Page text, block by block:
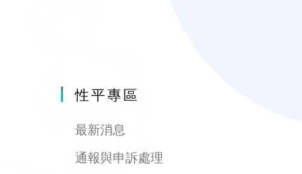
性平專區
最新消息
通報與申訴處理